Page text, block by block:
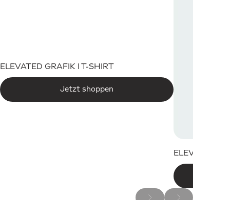
ELEVATED GRAFIK I T-SHIRT
Jetzt shoppen
ELEVATED